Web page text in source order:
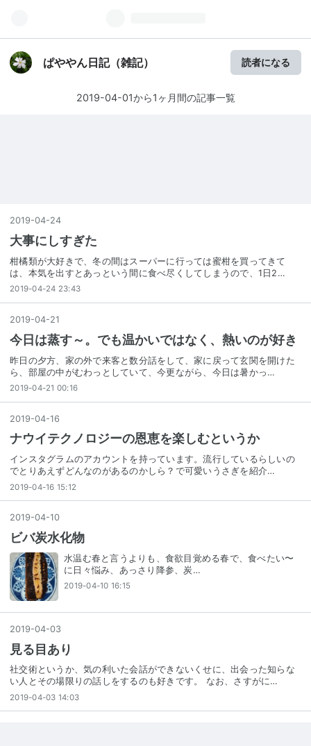
ぱややん日記（雑記） 読者になる
2019-04-01から1ヶ月間の記事一覧
2019-04-24
大事にしすぎた
柑橘類が大好きで、冬の間はスーパーに行っては蜜柑を買ってきて
は、本気を出すとあっという間に食べ尽くしてしまうので、1日2…
2019-04-24 23:43
2019-04-21
今日は蒸す～。でも温かいではなく、熱いのが好き
昨日の夕方、家の外で来客と数分話をして、家に戻って玄関を開けた
ら、部屋の中がむわっとしていて、今更ながら、今日は暑かっ…
2019-04-21 00:16
2019-04-16
ナウイテクノロジーの恩恵を楽しむというか
インスタグラムのアカウントを持っています。流行しているらしいの
でとりあえずどんなのがあるのかしら？で可愛いうさぎを紹介…
2019-04-16 15:12
2019-04-10
ビバ炭水化物
水温む春と言うよりも、食欲目覚める春で、食べたい〜
に日々悩み、あっさり降参、炭…
2019-04-10 16:15
2019-04-03
見る目あり
社交術というか、気の利いた会話ができないくせに、出会った知らな
い人とその場限りの話しをするのも好きです。 なお、さすがに…
2019-04-03 14:03